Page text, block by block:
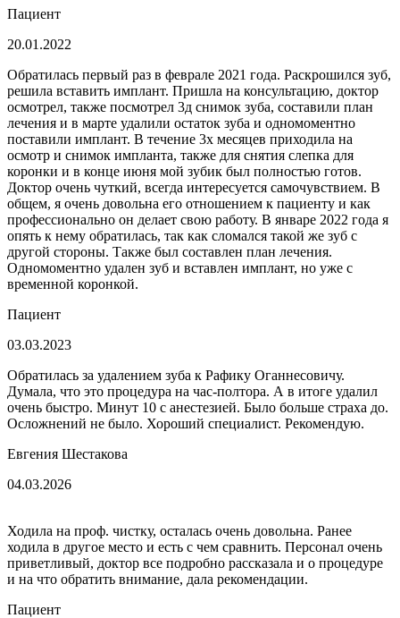
Пациент
20.01.2022
Обратилась первый раз в феврале 2021 года. Раскрошился зуб,
решила вставить имплант. Пришла на консультацию, доктор
осмотрел, также посмотрел 3д снимок зуба, составили план
лечения и в марте удалили остаток зуба и одномоментно
поставили имплант. В течение 3х месяцев приходила на
осмотр и снимок импланта, также для снятия слепка для
коронки и в конце июня мой зубик был полностью готов.
Доктор очень чуткий, всегда интересуется самочувствием. В
общем, я очень довольна его отношением к пациенту и как
профессионально он делает свою работу. В январе 2022 года я
опять к нему обратилась, так как сломался такой же зуб с
другой стороны. Также был составлен план лечения.
Одномоментно удален зуб и вставлен имплант, но уже с
временной коронкой.
Пациент
03.03.2023
Обратилась за удалением зуба к Рафику Оганнесовичу.
Думала, что это процедура на час-полтора. А в итоге удалил
очень быстро. Минут 10 с анестезией. Было больше страха до.
Осложнений не было. Хороший специалист. Рекомендую.
Евгения Шестакова
04.03.2026
Ходила на проф. чистку, осталась очень довольна. Ранее
ходила в другое место и есть с чем сравнить. Персонал очень
приветливый, доктор все подробно рассказала и о процедуре
и на что обратить внимание, дала рекомендации.
Пациент